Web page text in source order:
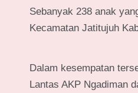
Sebanyak 238 anak
Kecamatan Jatitujuh
Dalam kesempatan
Lantas AKP Ngadiman